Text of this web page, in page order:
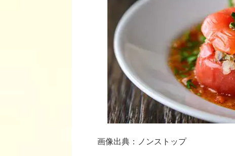
画像出典：ノンストップ